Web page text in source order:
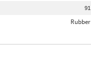
91
Rubber